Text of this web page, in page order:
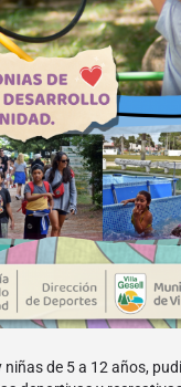
niñas de 5 a 12 años,